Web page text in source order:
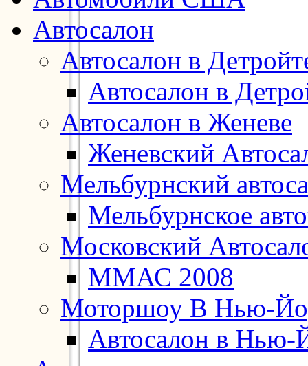
Автосалон
Автосалон в
Автосалон в
Автосалон в Женеве
Женевский
Мельбурнский
Мельбурнское
Московский
ММАС 2008
Моторшоу В Нью-
Автосалон в Нью-